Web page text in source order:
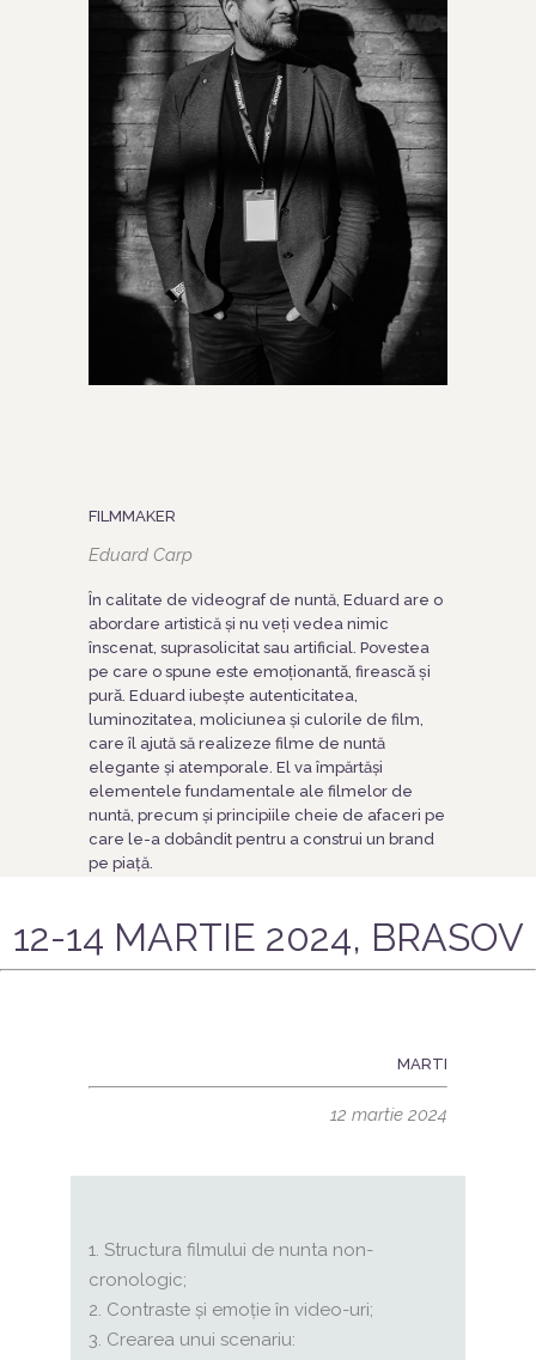
FILMMAKER
Eduard Carp
În calitate de videograf de nuntă, Eduard are o
abordare artistică și nu veți vedea nimic
înscenat, suprasolicitat sau artificial. Povestea
pe care o spune este emoționantă, firească și
pură. Eduard iubește autenticitatea,
luminozitatea, moliciunea și culorile de film,
care îl ajută să realizeze filme de nuntă
elegante și atemporale. El va împărtăși
elementele fundamentale ale filmelor de
nuntă, precum și principiile cheie de afaceri pe
care le-a dobândit pentru a construi un brand
pe piață.
12-14 MARTIE 2024, BRASOV
MARTI
12 martie 2024
Structura filmului de nunta non-
cronologic;
Contraste și emoție în video-uri;
Crearea unui scenariu: